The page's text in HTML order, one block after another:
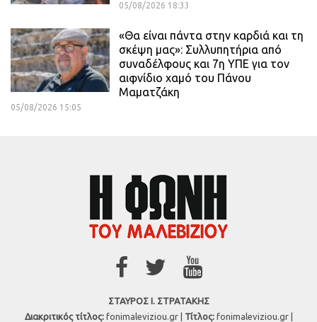
05/08/2026 18:33
«Θα είναι πάντα στην καρδιά και τη
σκέψη μας»: Συλλυπητήρια από
συναδέλφους και 7η ΥΠΕ για τον
αιφνίδιο χαμό του Πάνου
Μαματζάκη
05/08/2026 15:05
ΣΤΑΥΡΟΣ Ι. ΣΤΡΑΤΑΚΗΣ
Διακριτικός τίτλος:fonimaleviziou.gr | Τίτλος:fonimaleviziou.gr |